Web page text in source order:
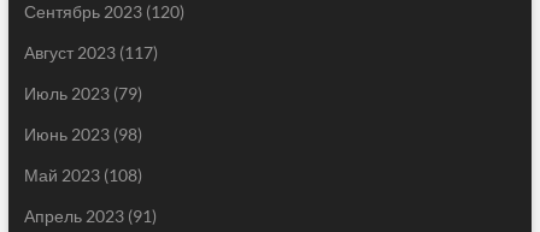
Сентябрь 2023(120)
Август 2023(117)
Июль 2023(79)
Июнь 2023(98)
Май 2023(108)
Апрель 2023(91)